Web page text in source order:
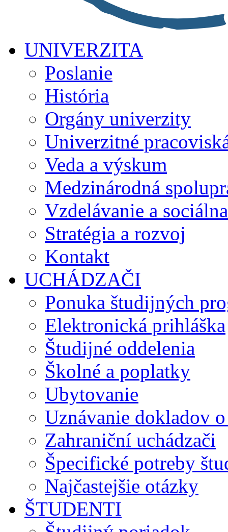
UNIVERZITA
Poslanie
História
Orgány univerzity
Univerzitné
Veda a výskum
Medzinárodná
Vzdelávanie a
Stratégia a rozvoj
Kontakt
UCHÁDZAČI
Ponuka študijných
Elektronická prihláška
Študijné oddelenia
Školné a poplatky
Ubytovanie
Uznávanie dokladov
Zahraniční uchádzači
Špecifické potreby
Najčastejšie otázky
ŠTUDENTI